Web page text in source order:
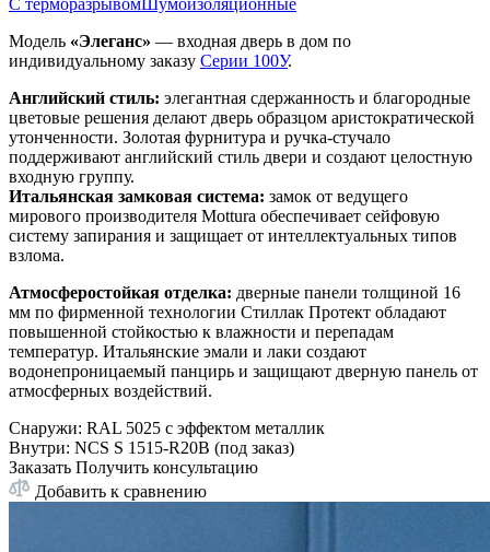
С терморазрывомШумоизоляционные
Модель «Элеганс» — входная дверь в дом по
индивидуальному заказу Серии 100У.
Английский стиль: элегантная сдержанность и благородные
цветовые решения делают дверь образцом аристократической
утонченности. Золотая фурнитура и ручка-стучало
поддерживают английский стиль двери и создают целостную
входную группу.
Итальянская замковая система: замок от ведущего
мирового производителя Mottura обеспечивает сейфовую
систему запирания и защищает от интеллектуальных типов
взлома.
Атмосферостойкая отделка: дверные панели толщиной 16
мм по фирменной технологии Стиллак Протект обладают
повышенной стойкостью к влажности и перепадам
температур. Итальянские эмали и лаки создают
водонепроницаемый панцирь и защищают дверную панель от
атмосферных воздействий.
Снаружи: RAL 5025 c эффектом металлик
Внутри: NCS S 1515-R20B (под заказ)
Заказать Получить консультацию
Добавить к сравнению